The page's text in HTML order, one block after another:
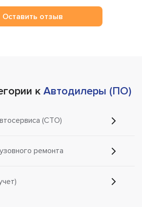
Оставить отзыв
к Автодилеры (ПО)
(СТО)
ремонта